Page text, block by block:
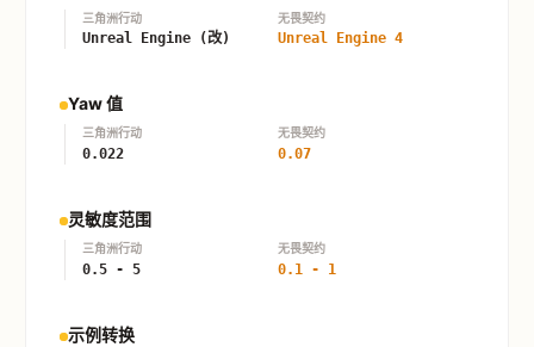
三角洲行动
Unreal Engine (改)
无畏契约
Unreal Engine 4
Yaw 值
三角洲行动
0.022
无畏契约
0.07
灵敏度范围
三角洲行动
0.5 - 5
无畏契约
0.1 - 1
示例转换